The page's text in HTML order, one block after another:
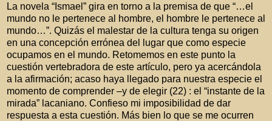
La novela “Ismael” gira en torno a la premisa de que “…el
mundo no le pertenece al hombre, el hombre le pertenece al
mundo…”. Quizás el malestar de la cultura tenga su origen
en una concepción errónea del lugar que como especie
ocupamos en el mundo. Retomemos en este punto la
cuestión vertebradora de este artículo, pero ya acercándola
a la afirmación; acaso haya llegado para nuestra especie el
momento de comprender –y de elegir (22) : el “instante de la
mirada” lacaniano. Confieso mi imposibilidad de dar
respuesta a esta cuestión. Más bien lo que se me ocurren